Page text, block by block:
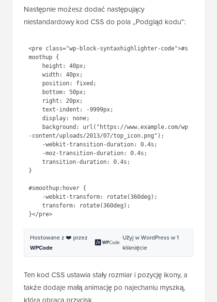
Następnie możesz dodać następujący
niestandardowy kod CSS do pola „Podgląd kodu”:
<pre class="wp-block-syntaxhighlighter-code">#s
moothup {
-content/uploads/2013/07/top_icon.png");
}
#smoothup:hover {
}</pre>
Hostowane z ❤️ przez
WPCode
Użyj w WordPress w 1
kliknięcie
Ten kod CSS ustawia stały rozmiar i pozycję ikony, a
także dodaje małą animację po najechaniu myszką,
która obraca przycisk.